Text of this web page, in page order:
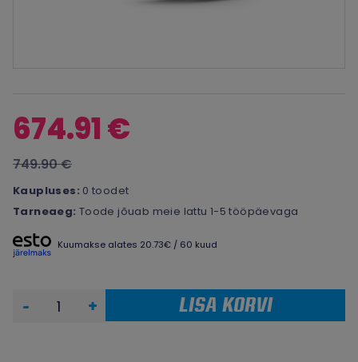
674.91 €
749.90 €
Kaupluses: 0 toodet
Tarneaeg: Toode jõuab meie lattu 1-5 tööpäevaga
Kuumakse alates 20.73€ / 60 kuud
- + LISA KORVI